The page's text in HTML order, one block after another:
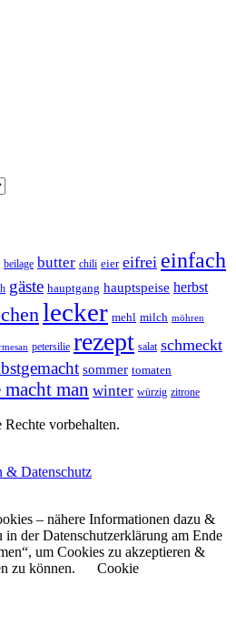
beilage butter chili eier eifrei einfach
gäste hauptgang hauptspeise herbst
lecker mehl milch möhren
petersilie rezept salat schmeckt
sommer tomaten
man winter würzig zitrone
vorbehalten.
& Datenschutz
– nähere Informationen dazu &
in der Datenschutzerklärung am Ende
um Cookies zu akzeptieren &
zu können.
Cookie